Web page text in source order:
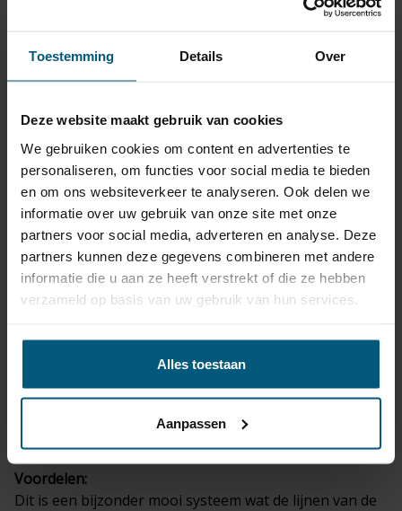
Toestemming Details Over
Deze website maakt gebruik van cookies
We gebruiken cookies om content en advertenties te
personaliseren, om functies voor social media te bieden
en om ons websiteverkeer te analyseren. Ook delen we
informatie over uw gebruik van onze site met onze
partners voor social media, adverteren en analyse. Deze
partners kunnen deze gegevens combineren met andere
informatie die u aan ze heeft verstrekt of die ze hebben
verzameld op basis van uw gebruik van hun services.
Alles toestaan
Aanpassen
5 producten | Skoda Octavia IV (type NX5) 5
bestellen voor Skoda Octavia, IV (type
NX5) 5 deurs, Combi doe je hier!
Maak de keuze uit een afneembare of vaste trekhaak:
Eenvaste trekhaak:
- is goedkoper in aanschaf en is makkelijk in gebruik.
- fietsendrager kan direct aan de trekhaak gekoppeld
worden.
-de trekhaak kogel ligt opgeborgen in de kofferbak als
-bij een verticaal afneembare trekhaak is na afname
van de kogel niet zichtbaar dat een trekhaak
gemonteerd is.
Voordelen:
Dit is een bijzonder mooi systeem wat de lijnen van de